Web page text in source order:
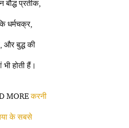
बौद्ध प्रतीक,
धर्मचक्र,
बुद्ध की
भी होती हैं।
MOREकरनी
के सबसे